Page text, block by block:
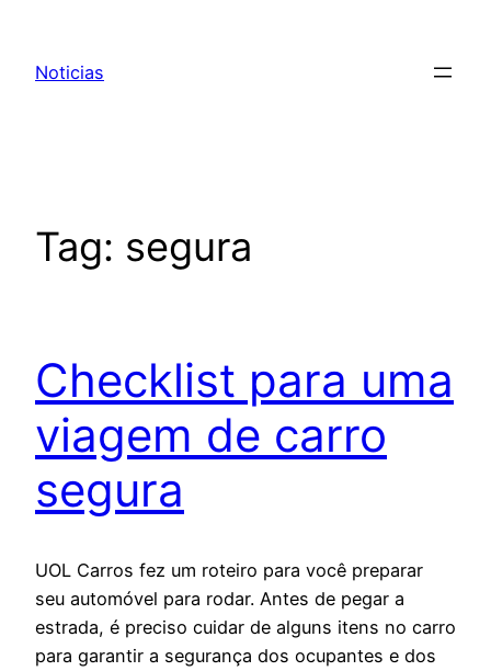
Noticias
Tag: segura
Checklist para uma
viagem de carro
segura
UOL Carros fez um roteiro para você preparar
seu automóvel para rodar. Antes de pegar a
estrada, é preciso cuidar de alguns itens no carro
para garantir a segurança dos ocupantes e dos